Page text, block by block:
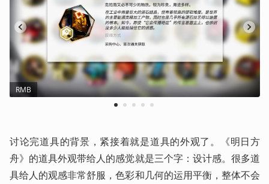
RMB
1 2 3 4 5
讨论完道具的背景，紧接着就是道具的外观了。《明日方
舟》的道具外观带给人的感觉就是三个字：设计感。很多道
具给人的观感非常舒服，色彩和几何的运用平衡，整体不会